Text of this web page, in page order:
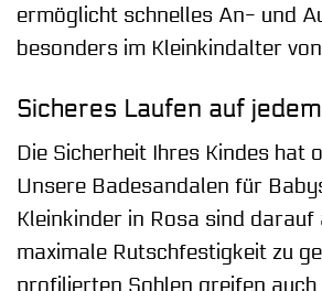
ermöglicht schnelles An- und
besonders im Kleinkindalter
Sicheres Laufen auf
Die Sicherheit Ihres Kindes hat
Unsere Badesandalen für
Kleinkinder in Rosa sind darauf
maximale Rutschfestigkeit zu
profilierten Sohlen greifen